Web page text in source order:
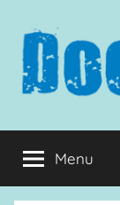
inhoud
springen
Menu